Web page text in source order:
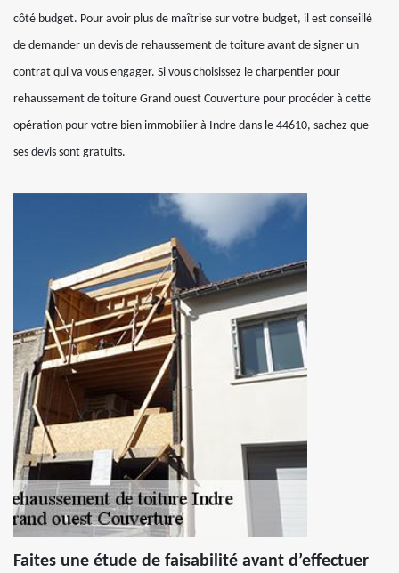
côté budget. Pour avoir plus de maîtrise sur votre budget, il est conseillé
de demander un devis de rehaussement de toiture avant de signer un
contrat qui va vous engager. Si vous choisissez le charpentier pour
rehaussement de toiture Grand ouest Couverture pour procéder à cette
opération pour votre bien immobilier à Indre dans le 44610, sachez que
ses devis sont gratuits.
Faites une étude de faisabilité avant d’effectuer